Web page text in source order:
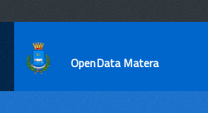
OpenData Matera